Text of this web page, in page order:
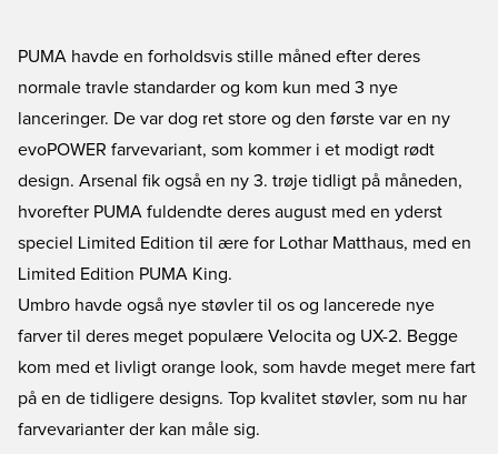
PUMA havde en forholdsvis stille måned efter deres
normale travle standarder og kom kun med 3 nye
lanceringer. De var dog ret store og den første var en ny
evoPOWER farvevariant, som kommer i et modigt rødt
design. Arsenal fik også en ny 3. trøje tidligt på måneden,
hvorefter PUMA fuldendte deres august med en yderst
speciel Limited Edition til ære for Lothar Matthaus, med en
Limited Edition PUMA King.
Umbro havde også nye støvler til os og lancerede nye
farver til deres meget populære Velocita og UX-2. Begge
kom med et livligt orange look, som havde meget mere fart
på en de tidligere designs. Top kvalitet støvler, som nu har
farvevarianter der kan måle sig.